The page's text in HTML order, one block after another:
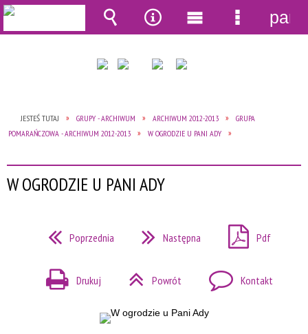
JESTEŚ TUTAJ GRUPY - ARCHIWUM ARCHIWUM 2012-2013
GRUPA
POMARAŃCZOWA - ARCHIWUM 2012-2013
W OGRODZIE U PANI ADY
W OGRODZIE U PANI ADY
Poprzednia Następna Pdf
Drukuj Powrót Kontakt
Wyszukiwarka
Narzędzia
Menu
główne
Menu